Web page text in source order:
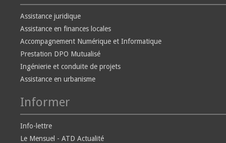
Assistance juridique
Assistance en finances locales
Accompagnement Numérique et Informatique
Prestation DPO Mutualisé
Ingénierie et conduite de projets
Assistance en urbanisme
Informer
Info-lettre
Le Mensuel - ATD Actualité